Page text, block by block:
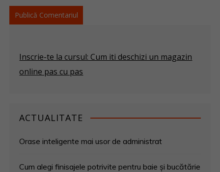
Inscrie-te la cursul: Cum iti deschizi un magazin
online pas cu pas
ACTUALITATE
Orase inteligente mai usor de administrat
Cum alegi finisajele potrivite pentru baie și bucătărie